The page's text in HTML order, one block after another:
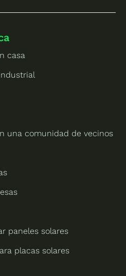
casa
una comunidad de vecinos
paneles solares
placas solares